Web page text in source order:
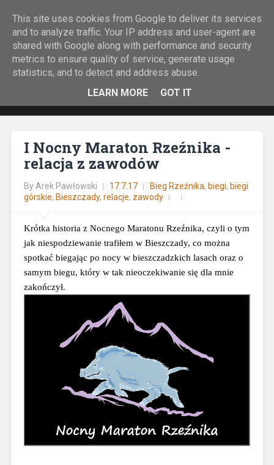
Rock&Run
O bieganiu z górskiej perspektywy.
I Nocny Maraton Rzeźnika -
relacja z zawodów
ByArek Pawłowski 17.7.17 Bieg Rzeźnika, biegi, biegi
górskie, Bieszczady, relacje, zawody
Krótka historia z Nocnego Maratonu Rzeźnika, czyli o tym
jak niespodziewanie trafiłem w Bieszczady, co można
spotkać biegając po nocy w bieszczadzkich lasach oraz o
samym biegu, który w tak nieoczekiwanie się dla mnie
zakończył.
This site uses cookies from Google to deliver its services
and to analyze traffic. Your IP address and user-agent are
shared with Google along with performance and security
metrics to ensure quality of service, generate usage
statistics, and to detect and address abuse.
LEARN MORE
GOT IT